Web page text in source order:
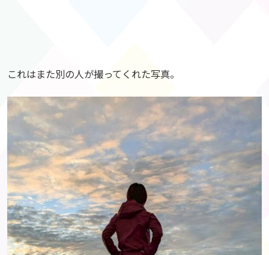
これはまた別の人が撮ってくれた写真。